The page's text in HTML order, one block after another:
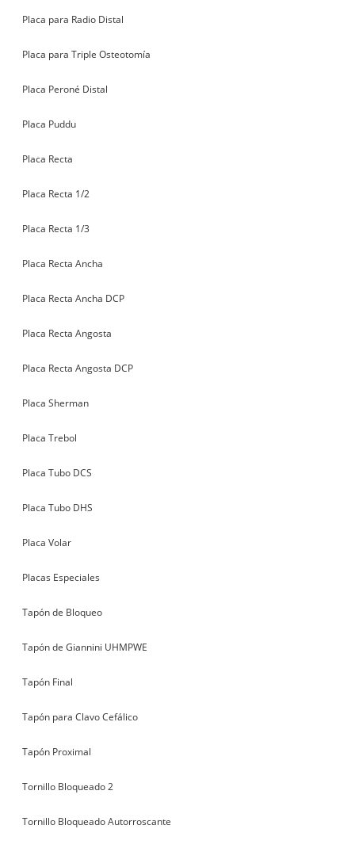
Placa para Radio Distal
Placa para Triple Osteotomía
Placa Peroné Distal
Placa Puddu
Placa Recta
Placa Recta 1/2
Placa Recta 1/3
Placa Recta Ancha
Placa Recta Ancha DCP
Placa Recta Angosta
Placa Recta Angosta DCP
Placa Sherman
Placa Trebol
Placa Tubo DCS
Placa Tubo DHS
Placa Volar
Placas Especiales
Tapón de Bloqueo
Tapón de Giannini UHMPWE
Tapón Final
Tapón para Clavo Cefálico
Tapón Proximal
Tornillo Bloqueado 2
Tornillo Bloqueado Autorroscante